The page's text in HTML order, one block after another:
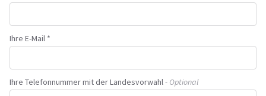
Ihre E-Mail *
Ihre Telefonnummer mit der Landesvorwahl- Optional